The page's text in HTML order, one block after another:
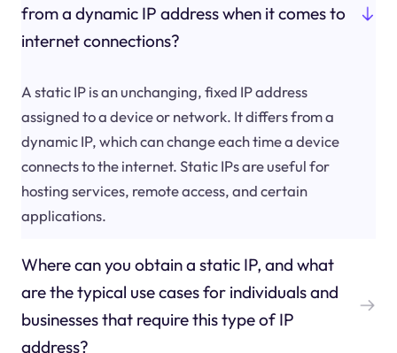
from a dynamic IP address when it comes to
internet connections?
A static IP is an unchanging, fixed IP address
assigned to a device or network. It differs from a
dynamic IP, which can change each time a device
connects to the internet. Static IPs are useful for
hosting services, remote access, and certain
applications.
Where can you obtain a static IP, and what
are the typical use cases for individuals and
businesses that require this type of IP
address?